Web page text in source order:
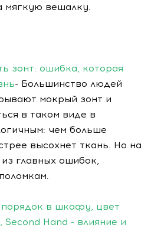
мягкую вешалку.
зонт: ошибка, которая
- Большинство людей
мокрый зонт и
в таком виде в
чем больше
высохнет ткань. Но на
главных ошибок,
в шкафу, цвет
Hand - влияние и